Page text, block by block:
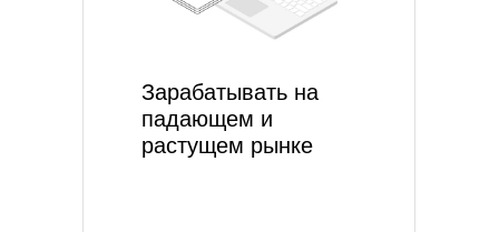
Зарабатывать на
падающем и
растущем рынке